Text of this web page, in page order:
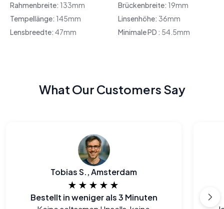
Rahmenbreite: 133mm Brückenbreite: 19mm
Tempellänge: 145mm Linsenhöhe: 36mm
Lensbreedte: 47mm Minimale PD : 54.5mm
What Our Customers Say
Tobias S., Amsterdam
★★★★★
Bestellt in weniger als 3 Minuten